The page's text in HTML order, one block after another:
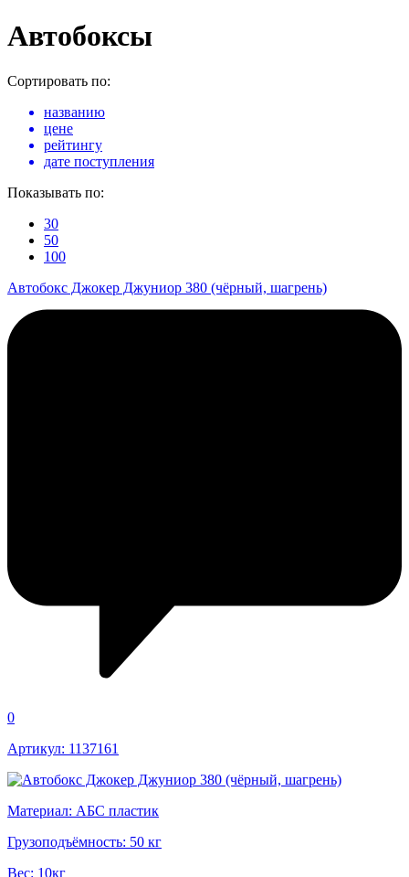
Автобоксы
Сортировать по:
названию
цене
рейтингу
дате поступления
Показывать по:
30
50
100
Автобокс Джокер Джуниор 380 (чёрный, шагрень)
0
Артикул: 1137161
Материал: АБС пластик
Грузоподъёмность: 50 кг
Вес: 10кг